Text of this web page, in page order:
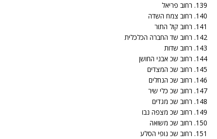
139. רחוב פריאל
140. רחוב צמח השדה
141. רחוב קול התור
142. רחוב שד החברה הכלכלית
143. רחוב שדות
144. רחוב שכ אבני החושן
145. רחוב שכ המצדים
146. רחוב שכ הנחלים
147. רחוב שכ כלי שיר
148. רחוב שכ מגדים
149. רחוב שכ מצפה נבו
150. רחוב שכ משואה
151. רחוב שכ נופי הסלע